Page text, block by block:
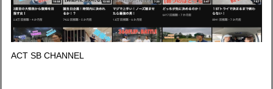
ACT SB CHANNEL